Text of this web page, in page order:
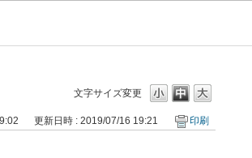
文字サイズ変更
更新日時 : 2019/07/16 19:21 印刷